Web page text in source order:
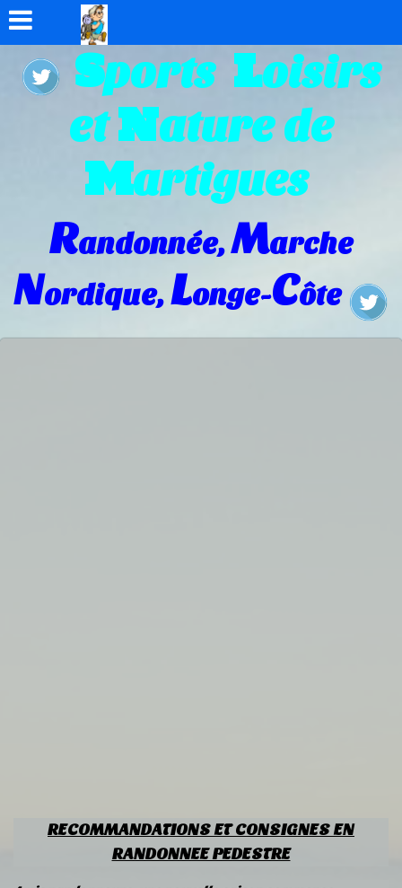
Sports Loisirs
etNature de
Martigues
Randonnée,Marche
Nordique,Longe-Côte
RECOMMANDATIONS ET CONSIGNES EN
RANDONNEE PEDESTRE